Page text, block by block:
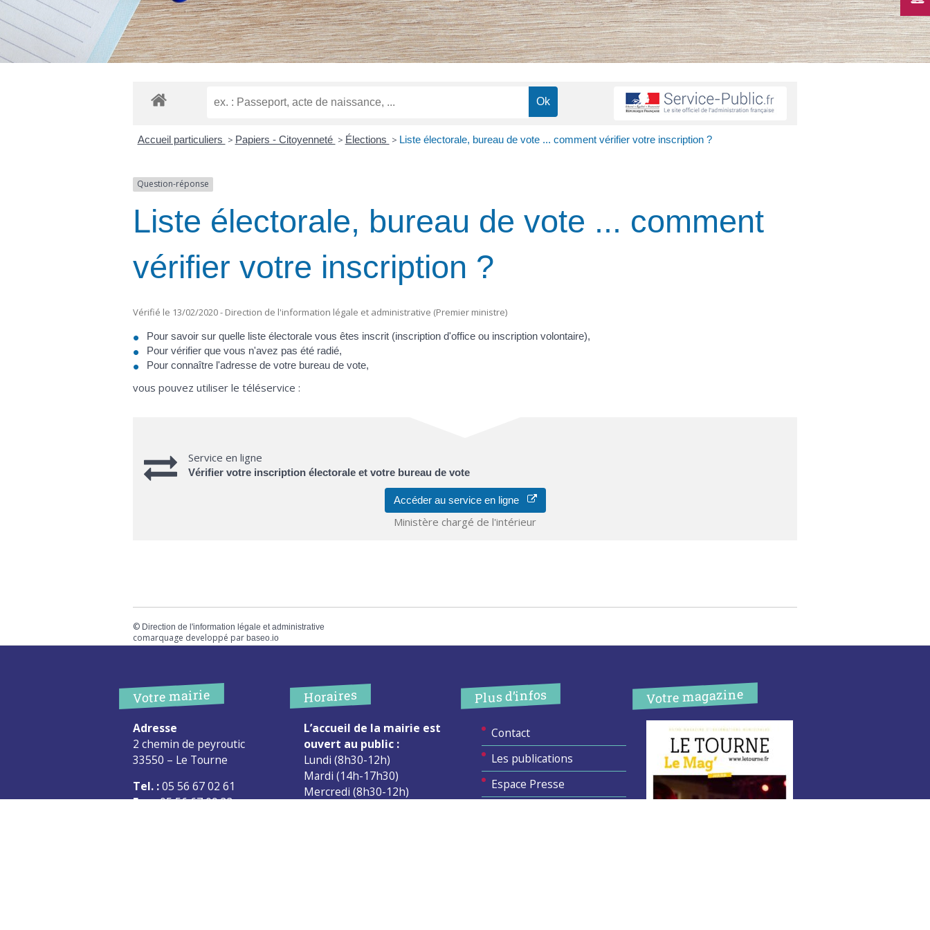
Accueil particuliers > Papiers - Citoyenneté > Élections > Liste électorale, bureau de vote ... comment vérifier votre inscription ?
Question-réponse
Liste électorale, bureau de vote ... comment
vérifier votre inscription ?
Vérifié le 13/02/2020 - Direction de l'information légale et administrative (Premier ministre)
Pour savoir sur quelle liste électorale vous êtes inscrit (inscription d'office ou inscription volontaire),
Pour vérifier que vous n'avez pas été radié,
Pour connaître l'adresse de votre bureau de vote,
vous pouvez utiliser le téléservice :
Service en ligne
Vérifier votre inscription électorale et votre bureau de vote
Accéder au service en ligne
Ministère chargé de l'intérieur
© Direction de l'information légale et administrative
comarquage developpé par baseo.io
Votre mairie
Adresse
2 chemin de peyroutic
33550 – Le Tourne
Tel. :05 56 67 02 61
Fax :05 56 67 09 33
Horaires
L’accueil de la mairie est
ouvert au public :
Lundi (8h30-12h)
Mardi (14h-17h30)
Mercredi (8h30-12h)
Plus d’infos
Contact
Les publications
Espace Presse
Votre magazine